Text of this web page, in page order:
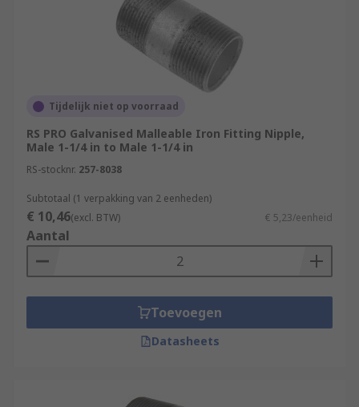
Tijdelijk niet op voorraad
RS PRO Galvanised Malleable Iron Fitting Nipple,
Male 1-1/4 in to Male 1-1/4 in
RS-stocknr. 257-8038
Subtotaal (1 verpakking van 2 eenheden)
€ 10,46(excl. BTW) € 5,23/eenheid
Aantal
Toevoegen
Datasheets